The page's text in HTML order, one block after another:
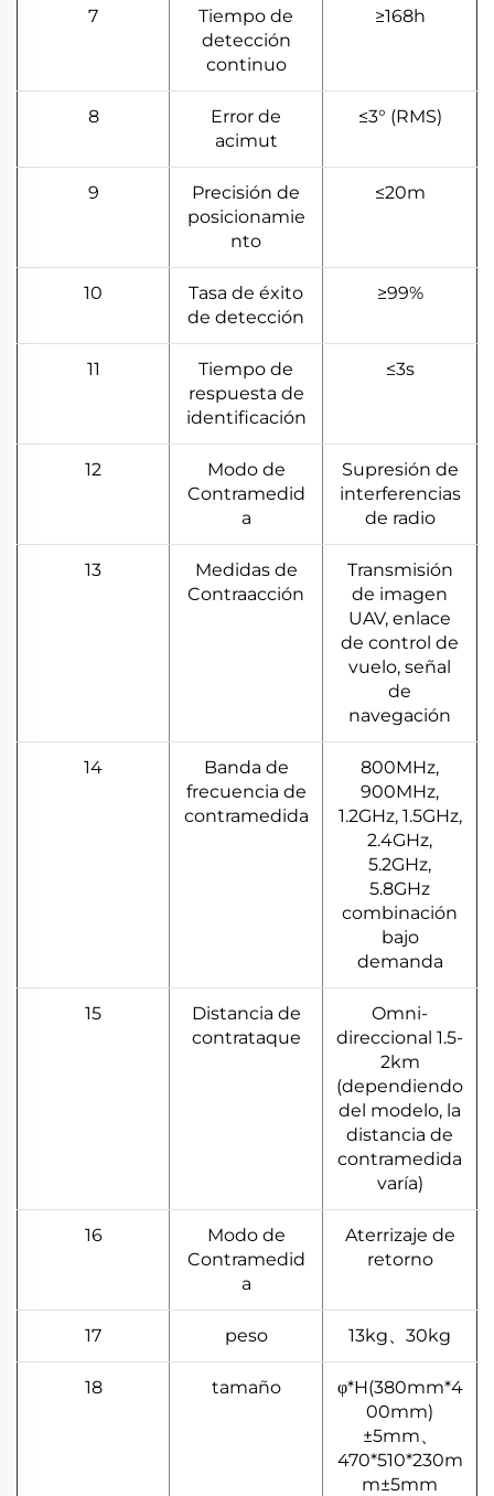
7
Tiempo de
detección
continuo
≥168h
8
Error de
acimut
≤3° (RMS)
9
Precisión de
posicionamie
nto
≤20m
10
Tasa de éxito
de detección
≥99%
11
Tiempo de
respuesta de
identificación
≤3s
12
Modo de
Contramedid
a
Supresión de
interferencias
de radio
13
Medidas de
Contraacción
Transmisión
de imagen
UAV, enlace
de control de
vuelo, señal
de
navegación
14
Banda de
frecuencia de
contramedida
800MHz,
900MHz,
1.2GHz, 1.5GHz,
2.4GHz,
5.2GHz,
5.8GHz
combinación
bajo
demanda
15
Distancia de
contrataque
Omni-
direccional 1.5-
2km
(dependiendo
del modelo, la
distancia de
contramedida
varía)
16
Modo de
Contramedid
a
Aterrizaje de
retorno
17 peso 13kg、30kg
18 tamaño
φ*H(380mm*4
00mm)
±5mm、
470*510*230m
m±5mm